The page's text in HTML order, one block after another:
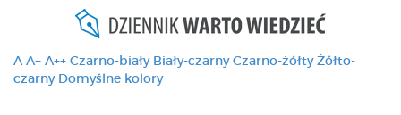
A A+ A++ Czarno-biały Biały-czarny Czarno-żółty Żółto-
czarny Domyślne kolory